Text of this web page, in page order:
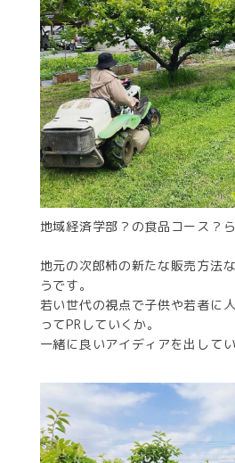
地域経済学部？の食品コース？ら
地元の次郎柿の新たな販売方法
うです。
若い世代の視点で子供や若者に
ってPRしていくか。
一緒に良いアイディアを出して